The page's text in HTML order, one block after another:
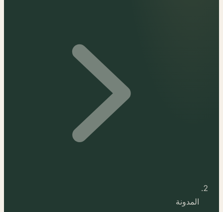
المدونة